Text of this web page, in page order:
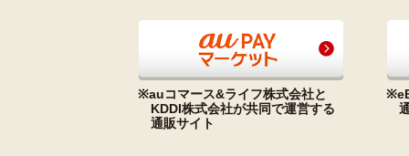
※auコマース&ライフ株式会社と
KDDI株式会社が共同で運営する
通販サイト